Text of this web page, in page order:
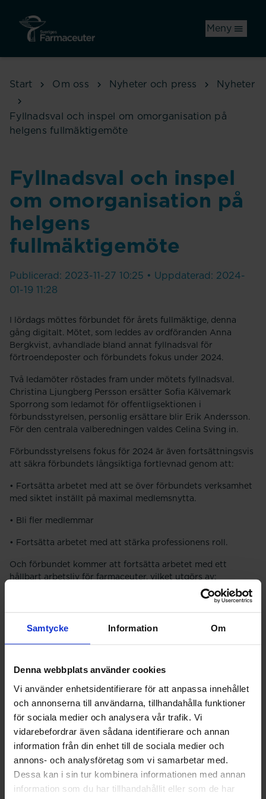
Samtycke Information Om
Denna webbplats använder cookies
Vi använder enhetsidentifierare för att anpassa innehållet
och annonserna till användarna, tillhandahålla funktioner
för sociala medier och analysera vår trafik. Vi
vidarebefordrar även sådana identifierare och annan
information från din enhet till de sociala medier och
annons- och analysföretag som vi samarbetar med.
Dessa kan i sin tur kombinera informationen med annan
information som du har tillhandahållit eller som de har
Meny
Start Om oss Nyheter och press Nyheter
Fyllnadsval och inspel om omorganisation på
helgens fullmäktigemöte
Fyllnadsval och inspel
om omorganisation på
helgens
fullmäktigemöte
Publicerad: 2023-11-27 10:25 • Uppdaterad: 2024-
01-19 11:28
I lördags möttes förbundet för årets fullmäktige, denna
gång digitalt. Mötet, som leddes av ordföranden Anna
Bergkvist, avhandlade bland annat fyllnadsval för
förtroendeposter och förbundets fokus under 2024.
Två ledamöter röstades fram under mötets fyllnadsval.
Christina Ljungberg Persson ersätter Sofia Kälvemark
Sporrong som ledamot för offentligsektionen i
förbundsstyrelsen, personlig ersättare blir Erik Andersson.
För den centrala valberedningen valdes Celina Sving in.
Förbundsstyrelsens fokus för 2024 är även fortsättningsvis
att säkra förbundets långsiktiga fortlevnad genom att:
• Fortsätta arbetet med att se över förbundets verksamhet
med siktet inställt på maximal medlemsnytta.
• Bli fler medlemmar
• Fortsätta arbetet med att stärka professionens roll.
Och förbundet kommer att fortsätta arbetet med ett
hållbart arbetsliv för farmaceuter, vilket utgörs av:
• Att bra farmaceuter ska ha bra betalt.
En av de viktigaste frågorna diskuterades däremot utanför
själva fullmäktigemötet
gav, baserat på en om- och invärldsanalys, sitt perspektiv
på hur förbundet kan uppnå den mest ändamålsenliga
demokratiska organisationen som håller över tid.
Förbundsstyrelsen kommer nu att arbeta vidare med
underlaget, förankra det i organisationen och komma med
ett förslag inför nästkommande fullmäktige 2024.
Läs en intervju med förbundsordförande Agnieszka
Madej om årets fullmäktige hos Svensk Farmaci